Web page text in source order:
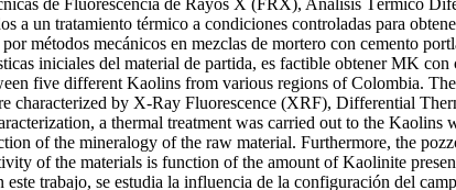
de Fluorescencia de Rayos X (FRX), Análisis Térmico
un tratamiento térmico a condiciones controladas para
métodos mecánicos en mezclas de mortero con cemento
iniciales del material de partida, es factible obtener MK con
five different Kaolins from various regions of Colombia.
characterized by X-Ray Fluorescence (XRF), Differential
a thermal treatment was carried out to the Kaolins
of the mineralogy of the raw material. Furthermore, the
of the materials is function of the amount of Kaolinite
este trabajo, se estudia la influencia de la configuración del